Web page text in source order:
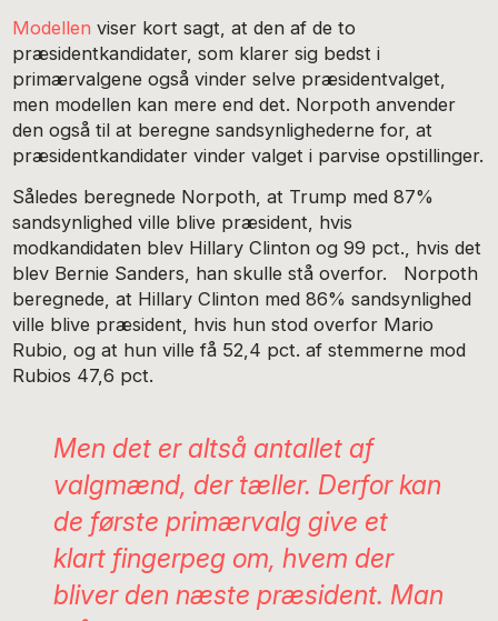
Modellen viser kort sagt, at den af de to
præsidentkandidater, som klarer sig bedst i
primærvalgene også vinder selve præsidentvalget,
men modellen kan mere end det. Norpoth anvender
den også til at beregne sandsynlighederne for, at
præsidentkandidater vinder valget i parvise opstillinger.
Således beregnede Norpoth, at Trump med 87%
sandsynlighed ville blive præsident, hvis
modkandidaten blev Hillary Clinton og 99 pct., hvis det
blev Bernie Sanders, han skulle stå overfor. Norpoth
beregnede, at Hillary Clinton med 86% sandsynlighed
ville blive præsident, hvis hun stod overfor Mario
Rubio, og at hun ville få 52,4 pct. af stemmerne mod
Rubios 47,6 pct.
Men det er altså antallet af
valgmænd, der tæller. Derfor kan
de første primærvalg give et
klart fingerpeg om, hvem der
bliver den næste præsident. Man